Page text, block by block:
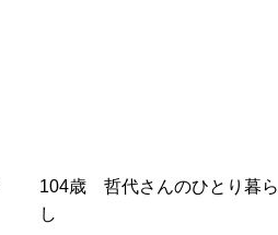
104歳 哲代さんのひとり暮ら
し